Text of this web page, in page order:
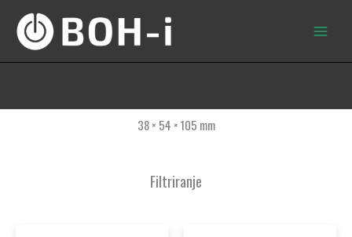
content
38 × 54 × 105 mm
Filtriranje